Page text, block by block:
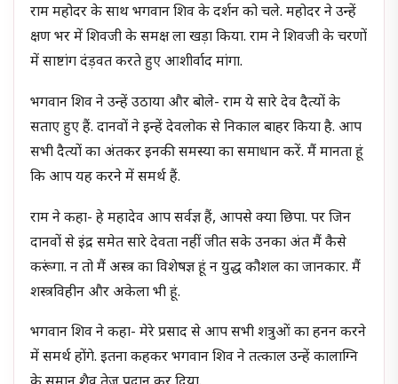
राम महोदर के साथ भगवान शिव के दर्शन को चले. महोदर ने उन्हें
क्षण भर में शिवजी के समक्ष ला खड़ा किया. राम ने शिवजी के चरणों
में साष्टांग दंड़वत करते हुए आशीर्वाद मांगा.
भगवान शिव ने उन्हें उठाया और बोले- राम ये सारे देव दैत्यों के
सताए हुए हैं. दानवों ने इन्हें देवलोक से निकाल बाहर किया है. आप
सभी दैत्यों का अंतकर इनकी समस्या का समाधान करें. मैं मानता हूं
कि आप यह करने में समर्थ हैं.
राम ने कहा- हे महादेव आप सर्वज्ञ हैं, आपसे क्या छिपा. पर जिन
दानवों से इंद्र समेत सारे देवता नहीं जीत सके उनका अंत मैं कैसे
करूंगा. न तो मैं अस्त्र का विशेषज्ञ हूं न युद्ध कौशल का जानकार. मैं
शस्त्रविहीन और अकेला भी हूं.
भगवान शिव ने कहा- मेरे प्रसाद से आप सभी शत्रुओं का हनन करने
में समर्थ होंगे. इतना कहकर भगवान शिव ने तत्काल उन्हें कालाग्नि